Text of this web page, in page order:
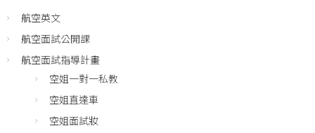
航空英文
航空面試公開課
航空面試指導計畫
空姐一對一私教
空姐直達車
空姐面試妝